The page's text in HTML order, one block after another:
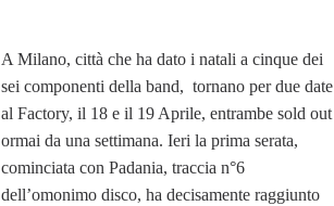
A Milano, città che ha dato i natali a cinque dei
sei componenti della band, tornano per due date
al Factory, il 18 e il 19 Aprile, entrambe sold out
ormai da una settimana. Ieri la prima serata,
cominciata con Padania, traccia n°6
dell’omonimo disco, ha decisamente raggiunto